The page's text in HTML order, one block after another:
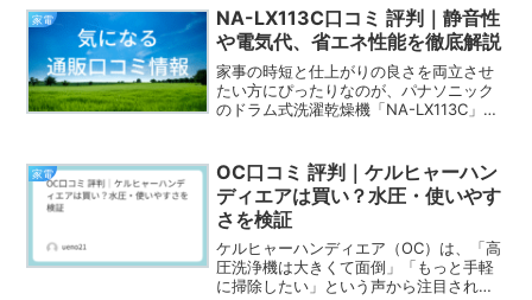
家電
NA-LX113C口コミ 評判｜静音性
や電気代、省エネ性能を徹底解説
家事の時短と仕上がりの良さを両立させ
たい方にぴったりなのが、パナソニック
のドラム式洗濯乾燥機「NA-LX113C」で
運転も安心。さらに大容量11kgでまとめ
洗いも可能で...
家電
OC口コミ 評判｜ケルヒャーハン
ディエアは買い？水圧・使いやす
さを検証
ケルヒャーハンディエア（OC）は、「高
圧洗浄機は大きくて面倒」「もっと手軽
に掃除したい」という声から注目されて